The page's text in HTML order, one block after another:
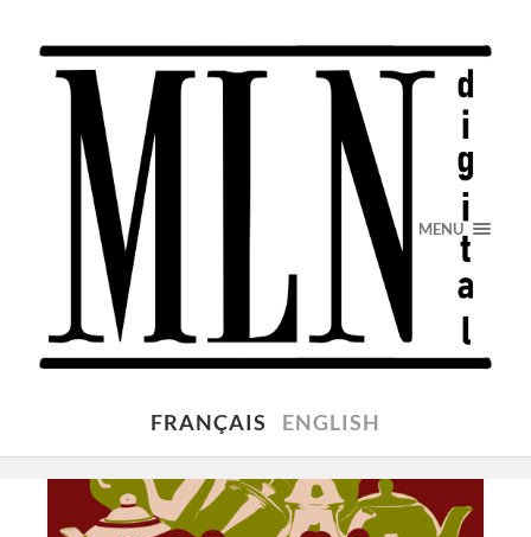
FRANÇAIS ENGLISH
MENU